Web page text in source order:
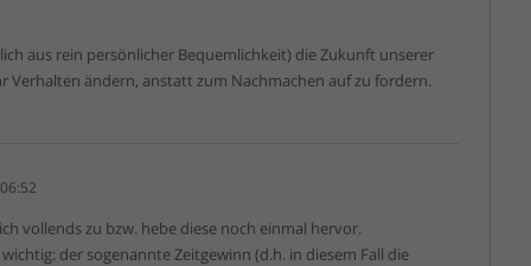
aus rein persönlicher Bequemlichkeit) die Zukunft unserer
Verhalten ändern, anstatt zum Nachmachen auf zu fordern.
vollends zu bzw. hebe diese noch einmal hervor.
der sogenannte Zeitgewinn (d.h. in diesem Fall die